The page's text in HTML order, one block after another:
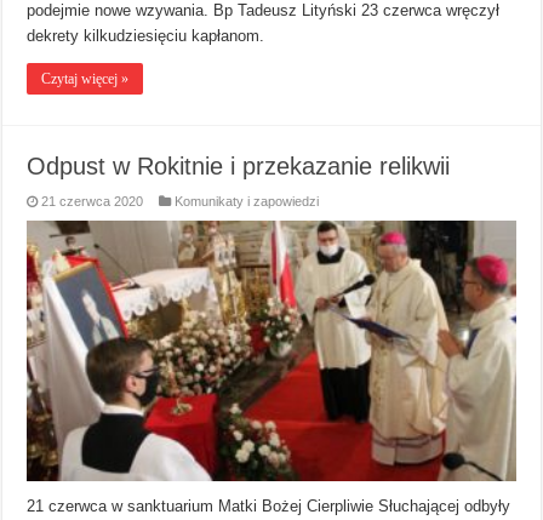
podejmie nowe wzywania. Bp Tadeusz Lityński 23 czerwca wręczył
dekrety kilkudziesięciu kapłanom.
Czytaj więcej »
Odpust w Rokitnie i przekazanie relikwii
21 czerwca 2020 Komunikaty i zapowiedzi
21 czerwca w sanktuarium Matki Bożej Cierpliwie Słuchającej odbyły